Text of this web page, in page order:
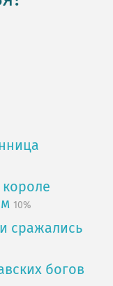
10%
сражались
богов